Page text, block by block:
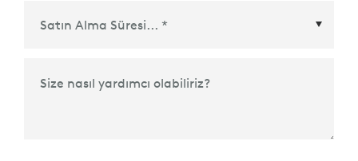
Size nasıl yardımcı olabiliriz?